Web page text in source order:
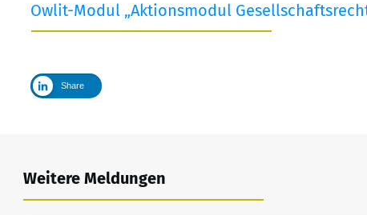
Owlit-Modul „Aktionsmodul
Share
Weitere Meldungen